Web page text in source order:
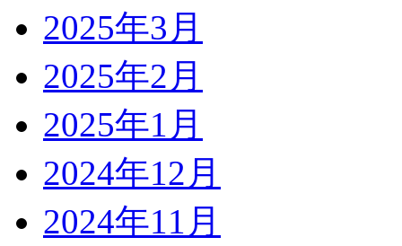
2025年3月
2025年2月
2025年1月
2024年12月
2024年11月